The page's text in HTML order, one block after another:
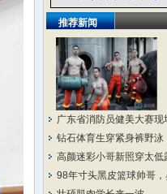
推荐新闻
广东省消防员健美大赛
钻石体育生穿紧身裤野泳
高颜迷彩小哥新照穿太
98年寸头黑皮篮球帅哥，